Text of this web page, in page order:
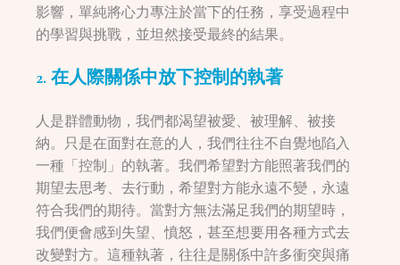
影響，單純將心力專注於當下的任務，享受過程中
的學習與挑戰，並坦然接受最終的結果。
2. 在人際關係中放下控制的執著
人是群體動物，我們都渴望被愛、被理解、被接
納。只是在面對在意的人，我們往往不自覺地陷入
一種「控制」的執著。我們希望對方能照著我們的
期望去思考、去行動，希望對方能永遠不變，永遠
符合我們的期待。當對方無法滿足我們的期望時，
我們便會感到失望、憤怒，甚至想要用各種方式去
改變對方。這種執著，往往是關係中許多衝突與痛